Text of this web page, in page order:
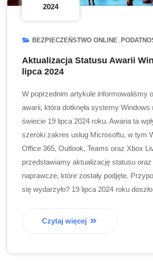
2024
BEZPIECZEŃSTWO ONLINE
Aktualizacja Statusu Awarii
lipca 2024
W poprzednim artykule informowaliśmy
awarii, która dotknęła systemy Windows
świecie 19 lipca 2024 roku. Awaria ta
szeroki zakres usług Microsoftu, w tym
Office 365, Outlook, Teams oraz Xbox
przedstawiamy aktualizację statusu oraz
naprawcze, które zostały podjęte.
się wydarzyło? 19 lipca 2024 roku
Czytaj więcej